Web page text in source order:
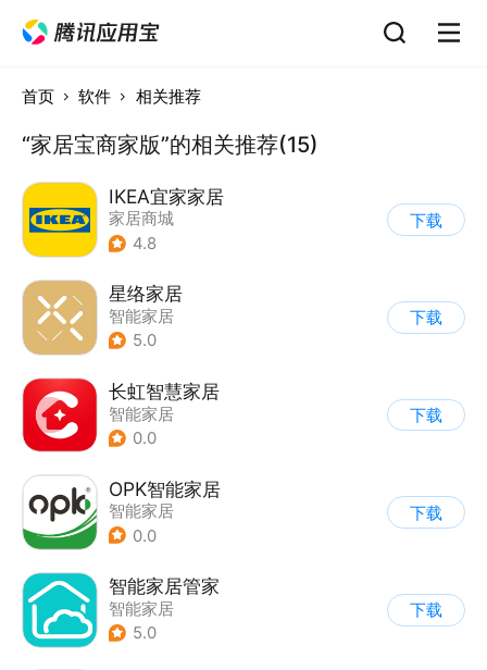
首页 软件 相关推荐
“家居宝商家版”的相关推荐(15)
IKEA宜家家居
家居商城
4.8
下载
星络家居
智能家居
5.0
下载
长虹智慧家居
智能家居
0.0
下载
OPK智能家居
智能家居
0.0
下载
智能家居管家
智能家居
5.0
下载